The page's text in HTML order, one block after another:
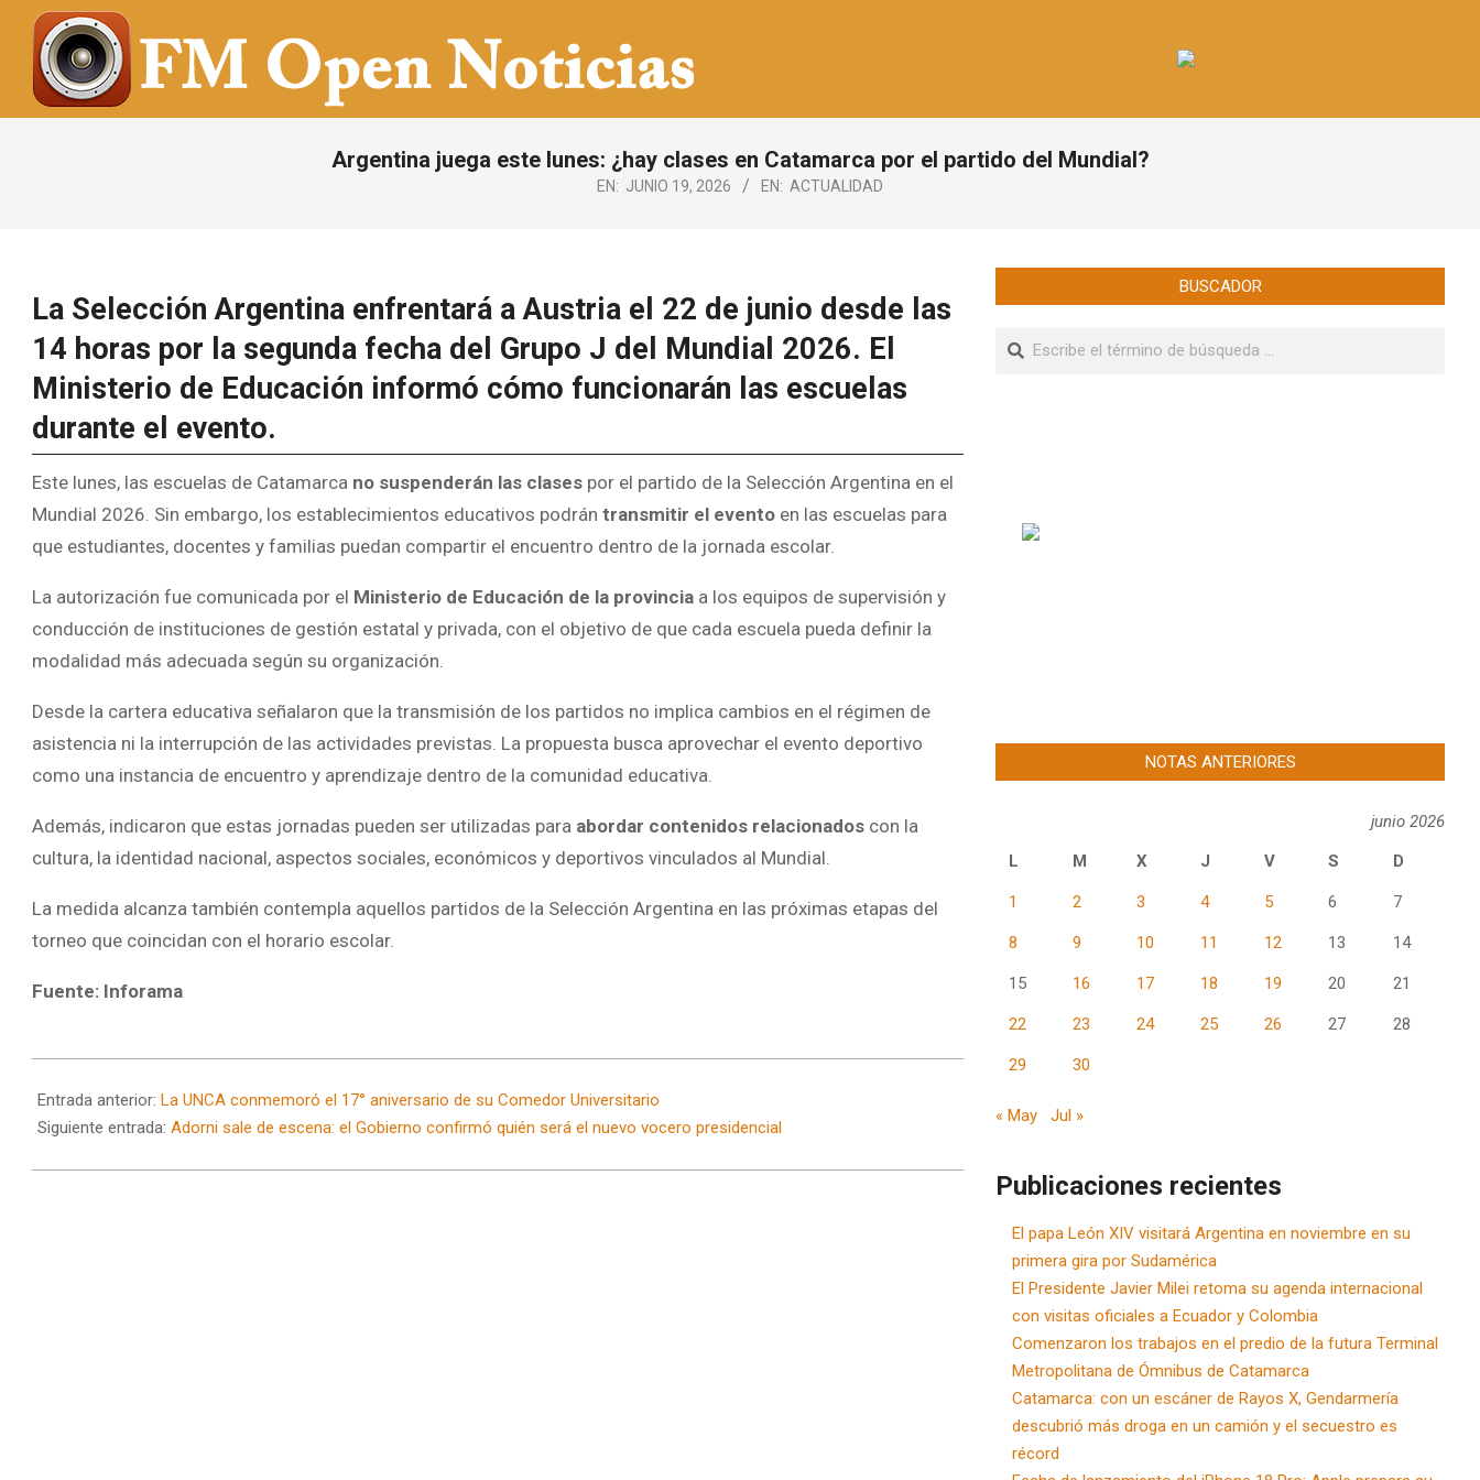
Saltar
contenido
FM
Argentina juega este lunes: ¿hay clases en Catamarca por el partido del Mundial?
EN: JUNIO 19, 2026 EN: ACTUALIDAD
La Selección Argentina enfrentará a Austria el 22 de junio desde las
14 horas por la segunda fecha del Grupo J del Mundial 2026. El
Ministerio de Educación informó cómo funcionarán las escuelas
durante el evento.
Este lunes, las escuelas de Catamarca no suspenderán las clases por el partido de la Selección Argentina en el
Mundial 2026. Sin embargo, los establecimientos educativos podrán transmitir el evento en las escuelas para
que estudiantes, docentes y familias puedan compartir el encuentro dentro de la jornada escolar.
La autorización fue comunicada por el Ministerio de Educación de la provincia a los equipos de supervisión y
conducción de instituciones de gestión estatal y privada, con el objetivo de que cada escuela pueda definir la
modalidad más adecuada según su organización.
Desde la cartera educativa señalaron que la transmisión de los partidos no implica cambios en el régimen de
asistencia ni la interrupción de las actividades previstas. La propuesta busca aprovechar el evento deportivo
como una instancia de encuentro y aprendizaje dentro de la comunidad educativa.
Además, indicaron que estas jornadas pueden ser utilizadas para abordar contenidos relacionados con la
cultura, la identidad nacional, aspectos sociales, económicos y deportivos vinculados al Mundial.
La medida alcanza también contempla aquellos partidos de la Selección Argentina en las próximas etapas del
torneo que coincidan con el horario escolar.
Fuente: Inforama
06-
19
Entrada anterior: La UNCA conmemoró el 17° aniversario de su Comedor Universitario
Siguiente entrada: Adorni sale de escena: el Gobierno confirmó quién será el nuevo vocero presidencial
BUSCADOR
Buscar
NOTAS ANTERIORES
junio 2026
L
M X J V S D
1 2 3 4 5 6 7
8 9 10 11 12 13 14
15 16 17 18 19 20 21
22 23 24 25 26 27 28
29 30
« May Jul »
Publicaciones recientes
El papa León XIV visitará Argentina en noviembre en su
primera gira por Sudamérica
El Presidente Javier Milei retoma su agenda internacional
con visitas oficiales a Ecuador y Colombia
Comenzaron los trabajos en el predio de la futura Terminal
Metropolitana de Ómnibus de Catamarca
Catamarca: con un escáner de Rayos X, Gendarmería
descubrió más droga en un camión y el secuestro es
récord